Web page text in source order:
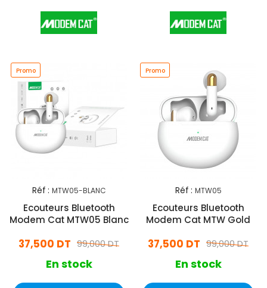
Promo
Réf : MTW05-BLANC
Ecouteurs Bluetooth
Modem Cat MTW05 Blanc
99,000 DT
37,500 DT
En stock
Promo
Réf : MTW05
Ecouteurs Bluetooth
Modem Cat MTW Gold
99,000 DT
37,500 DT
En stock